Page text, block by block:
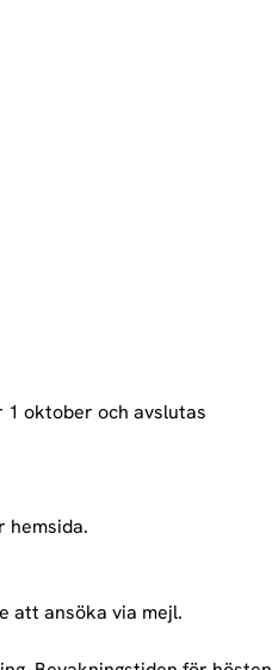
1 oktober och avslutas
hemsida.
att ansöka via mejl.